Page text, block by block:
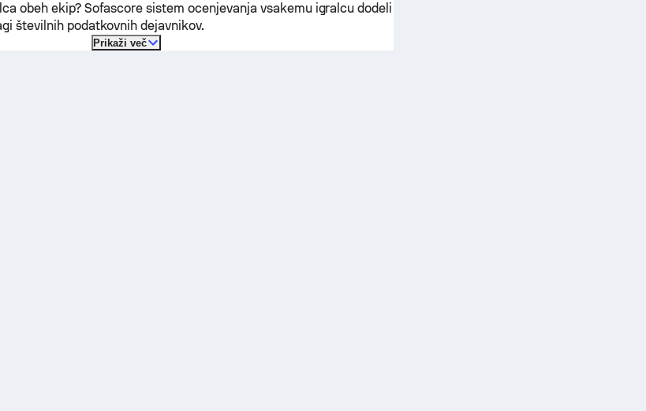
obeh ekip? Sofascore sistem ocenjevanja vsakemu igralcu dodeli
številnih podatkovnih dejavnikov.
Prikaži več